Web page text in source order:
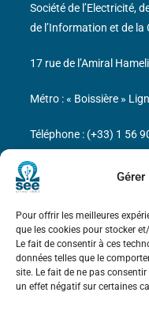
Pour offrir les meilleures
que les cookies pour stocker
Le fait de consentir à ces
données telles que le
site. Le fait de ne pas
un effet négatif sur certaines
Bicentenaire
Marie Ampère
Mentions
Société de l’Electricité,
de l’Information et de
17 rue de l’Amiral
Métro : « Boissière »
Téléphone : (+33) 1 56
N° de SIREN : 785 393
communautaire : FR44